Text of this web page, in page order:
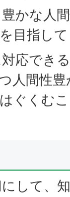
かな人
目指し
応でき
人間性
ぐくむ
して、